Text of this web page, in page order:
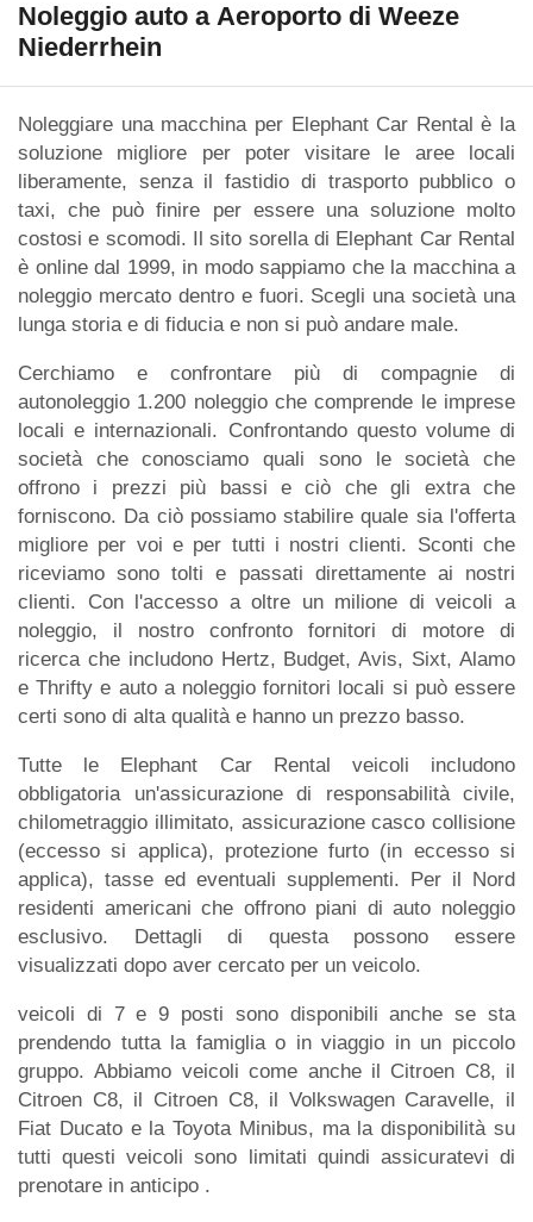
Noleggio auto a Aeroporto di Weeze
Niederrhein
Noleggiare una macchina per Elephant Car Rental è la
soluzione migliore per poter visitare le aree locali
liberamente, senza il fastidio di trasporto pubblico o
taxi, che può finire per essere una soluzione molto
costosi e scomodi. Il sito sorella di Elephant Car Rental
è online dal 1999, in modo sappiamo che la macchina a
noleggio mercato dentro e fuori. Scegli una società una
lunga storia e di fiducia e non si può andare male.
Cerchiamo e confrontare più di compagnie di
autonoleggio 1.200 noleggio che comprende le imprese
locali e internazionali. Confrontando questo volume di
società che conosciamo quali sono le società che
offrono i prezzi più bassi e ciò che gli extra che
forniscono. Da ciò possiamo stabilire quale sia l'offerta
migliore per voi e per tutti i nostri clienti. Sconti che
riceviamo sono tolti e passati direttamente ai nostri
clienti. Con l'accesso a oltre un milione di veicoli a
noleggio, il nostro confronto fornitori di motore di
ricerca che includono Hertz, Budget, Avis, Sixt, Alamo
e Thrifty e auto a noleggio fornitori locali si può essere
certi sono di alta qualità e hanno un prezzo basso.
Tutte le Elephant Car Rental veicoli includono
obbligatoria un'assicurazione di responsabilità civile,
chilometraggio illimitato, assicurazione casco collisione
(eccesso si applica), protezione furto (in eccesso si
applica), tasse ed eventuali supplementi. Per il Nord
residenti americani che offrono piani di auto noleggio
esclusivo. Dettagli di questa possono essere
visualizzati dopo aver cercato per un veicolo.
veicoli di 7 e 9 posti sono disponibili anche se sta
prendendo tutta la famiglia o in viaggio in un piccolo
gruppo. Abbiamo veicoli come anche il Citroen C8, il
Citroen C8, il Citroen C8, il Volkswagen Caravelle, il
Fiat Ducato e la Toyota Minibus, ma la disponibilità su
tutti questi veicoli sono limitati quindi assicuratevi di
prenotare in anticipo .